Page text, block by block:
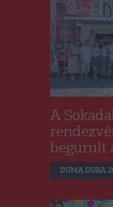
A
begurult
DUMA DUBA